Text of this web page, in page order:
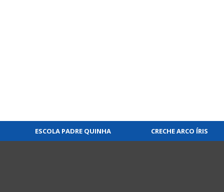
ESCOLA PADRE QUINHA CRECHE ARCO ÍRIS